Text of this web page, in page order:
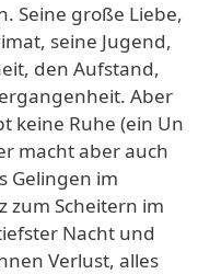
Seine große Liebe,
seine Jugend,
den Aufstand,
Aber
keine Ruhe (ein Un
macht aber auch
Gelingen im
zum Scheitern im
Nacht und
Verlust, alles